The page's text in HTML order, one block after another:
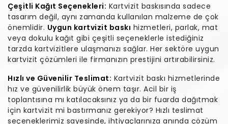
Çeşitli Kağıt Seçenekleri: Kartvizit baskısında sadece
tasarım değil, aynı zamanda kullanılan malzeme de çok
önemlidir. Uygun kartvizit baskı hizmetleri, parlak, mat
veya dokulu kağıt gibi çeşitli seçeneklerle istediğiniz
tarzda kartvizitlere ulaşmanızı sağlar. Her sektöre uygun
kartvizit çözümleri ile firmanızın prestijini artırabilirsiniz.
Hızlı ve Güvenilir Teslimat: Kartvizit baskı hizmetlerinde
hız ve güvenilirlik büyük önem taşır. Acil bir iş
toplantısına mı katılacaksınız ya da bir fuarda dağıtmak
için kartvizit mi bastırmanız gerekiyor? Hızlı teslimat
seçeneklerimiz sayesinde, ihtiyaçlarınıza anında çözüm